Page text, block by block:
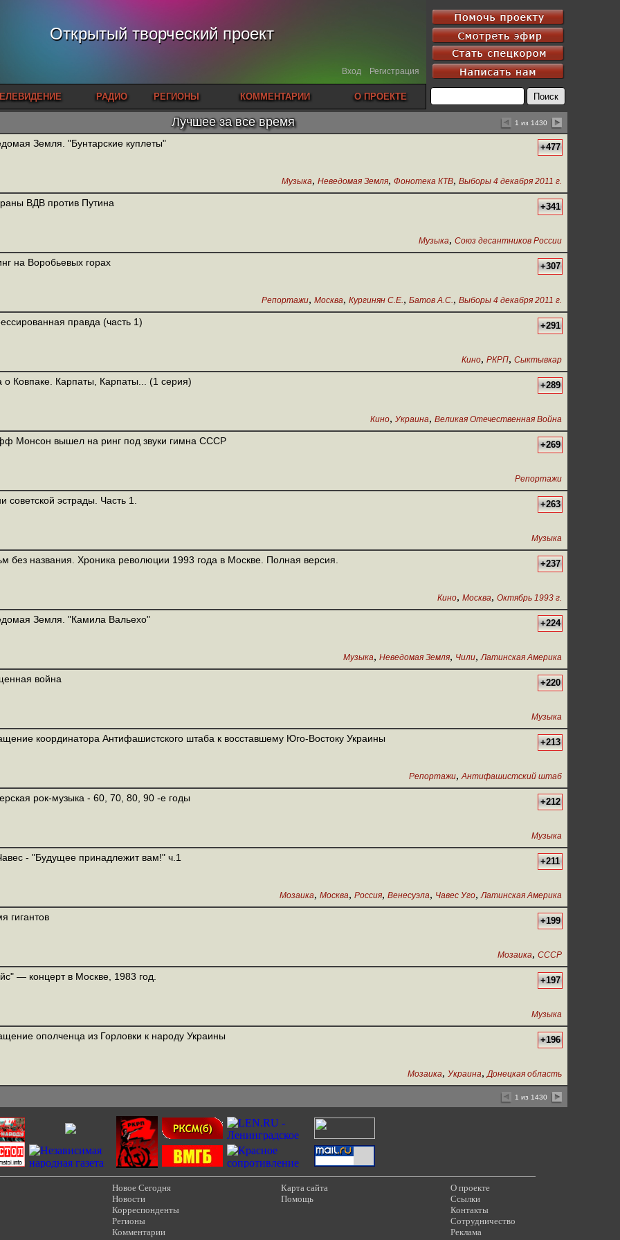
Открытый творческий проект
Вход Регистрация
РАДИО РЕГИОНЫ КОММЕНТАРИИ О ПРОЕКТЕ
Лучшее за все время 1 из 1430
Земля. "Бунтарские куплеты" +477
Музыка, Неведомая Земля, Фонотека КТВ, Выборы 4 декабря 2011 г.
ВДВ против Путина +341
Музыка, Союз десантников России
на Воробьевых горах +307
Репортажи, Москва, Кургинян С.Е., Батов А.С., Выборы 4 декабря 2011 г.
правда (часть 1) +291
Кино, РКРП, Сыктывкар
о Ковпаке. Карпаты, Карпаты... (1 серия) +289
Кино, Украина, Великая Отечественная Война
Монсон вышел на ринг под звуки гимна СССР +269
Репортажи
советской эстрады. Часть 1. +263
Музыка
без названия. Хроника революции 1993 года в Москве. Полная версия. +237
Кино, Москва, Октябрь 1993 г.
Земля. "Камила Вальехо" +224
Музыка, Неведомая Земля, Чили, Латинская Америка
война +220
Музыка
координатора Антифашистского штаба к восставшему Юго-Востоку Украины +213
Репортажи, Антифашистский штаб
рок-музыка - 60, 70, 80, 90 -е годы +212
Музыка
- "Будущее принадлежит вам!" ч.1 +211
Мозаика, Москва, Россия, Венесуэла, Чавес Уго, Латинская Америка
гигантов +199
Мозаика, СССР
— концерт в Москве, 1983 год. +197
Музыка
ополченца из Горловки к народу Украины +196
Мозаика, Украина, Донецкая область
1 из 1430
Новое Сегодня
Новости
Корреспонденты
Регионы
Комментарии
Карта сайта
Помощь
О проекте
Ссылки
Контакты
Сотрудничество
Реклама